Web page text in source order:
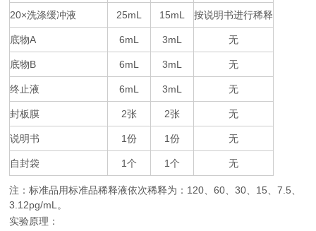
20×洗涤缓冲液 25mL 15mL 按说明书进行稀释
底物A 6mL 3mL 无
底物B 6mL 3mL 无
终止液 6mL 3mL 无
封板膜 2张 2张 无
说明书 1份 1份 无
自封袋 1个 1个 无
注：标准品用标准品稀释液依次稀释为： 120、60、30、 15、7.5、
3.12pg/mL 。
实验原理：